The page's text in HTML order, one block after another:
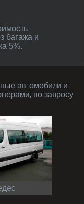
багажа и
5%.
по запросу